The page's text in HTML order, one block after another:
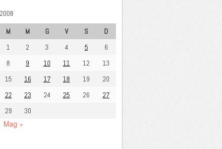
M M G V S
D
1
2 3 4 5
6
8 9 10 11 12
13
15 16 17 18 19
20
22 23 24 25 26
27
29 30
Mag »